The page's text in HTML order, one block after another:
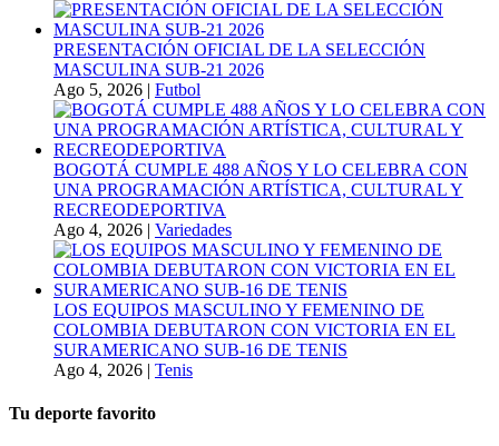
PRESENTACIÓN OFICIAL DE LA SELECCIÓN
MASCULINA SUB-21 2026
Ago 5, 2026 | Futbol
BOGOTÁ CUMPLE 488 AÑOS Y LO CELEBRA CON
UNA PROGRAMACIÓN ARTÍSTICA, CULTURAL Y
RECREODEPORTIVA
Ago 4, 2026 | Variedades
LOS EQUIPOS MASCULINO Y FEMENINO DE
COLOMBIA DEBUTARON CON VICTORIA EN EL
SURAMERICANO SUB-16 DE TENIS
Ago 4, 2026 | Tenis
Tu deporte favorito